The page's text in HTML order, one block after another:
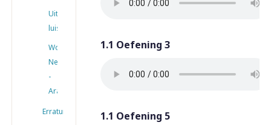
Uitgeschreven
luisterteksten
Woordenlijst
Nederlands
-
Arabisch
Erratum
1.1 Oefening 3
1.1 Oefening 5